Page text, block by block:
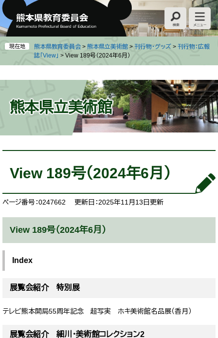
ペ
ー
ジ
の
先
で
メ
ニ
ュ
ー
を
ば
現在地 熊本県教育委員会 > 熊本県立美術館 > 刊行物・グッズ > 刊行物：広報
誌「View」 > View 189号（2024年6月）
熊本県立美術館
View 189号（2024年6月）
ページ番号：0247662 更新日：2025年11月13日更新
View 189号（2024年6月）
Index
展覧会紹介 特別展
テレビ熊本開局55周年記念 超写実 ホキ美術館名品展（香月）
展覧会紹介 細川・美術館コレクション2